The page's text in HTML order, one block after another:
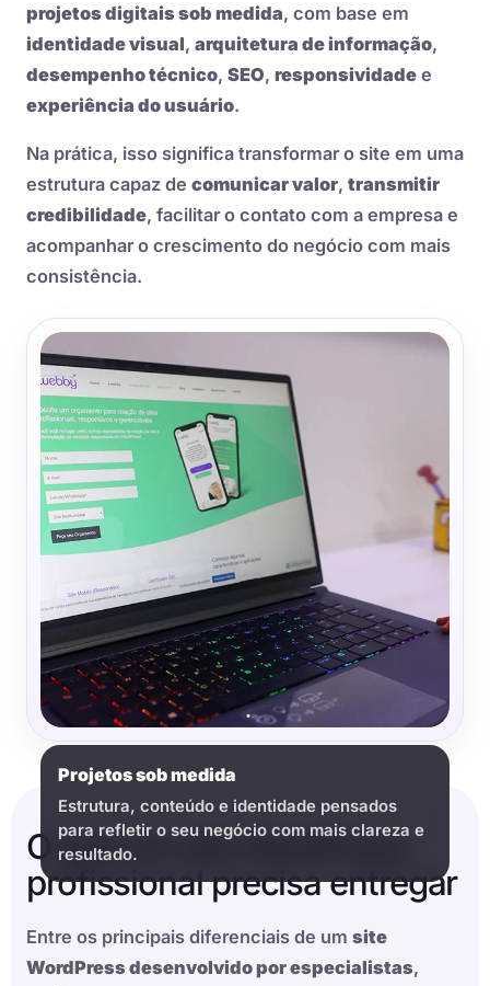
projetos digitais sob medida, com base em
identidade visual, arquitetura de informação,
desempenho técnico, SEO, responsividade e
experiência do usuário.
Na prática, isso significa transformar o site em uma
estrutura capaz de comunicar valor, transmitir
credibilidade, facilitar o contato com a empresa e
acompanhar o crescimento do negócio com mais
consistência.
Projetos sob medida
Estrutura, conteúdo e identidade pensados
para refletir o seu negócio com mais clareza e
resultado.
O que um site WordPress
profissional precisa entregar
Entre os principais diferenciais de um site
WordPress desenvolvido por especialistas,